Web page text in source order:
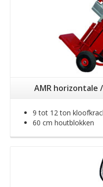
AMR horizontale
9 tot 12 ton
60 cm houtblokken